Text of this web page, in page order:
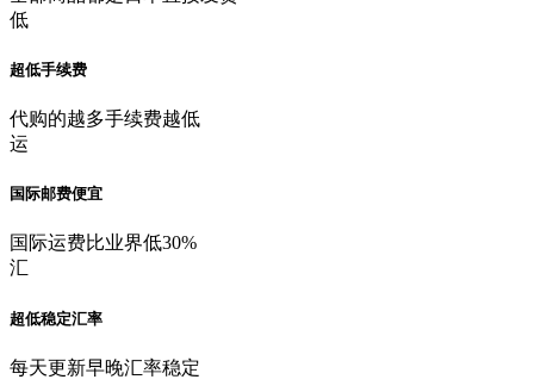
低
超低手续费
代购的越多手续费越低
运
国际邮费便宜
国际运费比业界低30%
汇
超低稳定汇率
每天更新早晚汇率稳定